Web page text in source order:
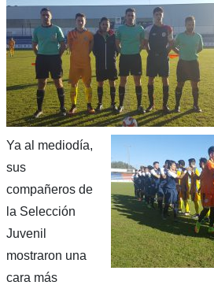
Ya al mediodía,
sus
compañeros de
la Selección
Juvenil
mostraron una
cara más